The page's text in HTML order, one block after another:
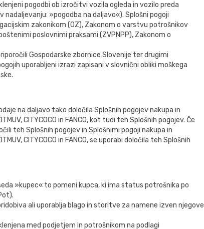
pogodbi ob izročitvi vozila ogleda in vozilo preda
»pogodba na daljavo«). Splošni pogoji
zakonikom (OZ), Zakonom o varstvu potrošnikov
poslovnimi praksami (ZVPNPP), Zakonom o
Gospodarske zbornice Slovenije ter drugimi
uporabljeni izrazi zapisani v slovnični obliki moškega
na daljavo tako določila Splošnih pogojev nakupa in
CITYCOCO in FANCO, kot tudi teh Splošnih pogojev. Če
teh Splošnih pogojev in Splošnimi pogoji nakupa in
CITYCOCO in FANCO, se uporabi določila teh Splošnih
»kupec« to pomeni kupca, ki ima status potrošnika po
ali uporablja blago in storitve za namene izven njegove
med podjetjem in potrošnikom na podlagi